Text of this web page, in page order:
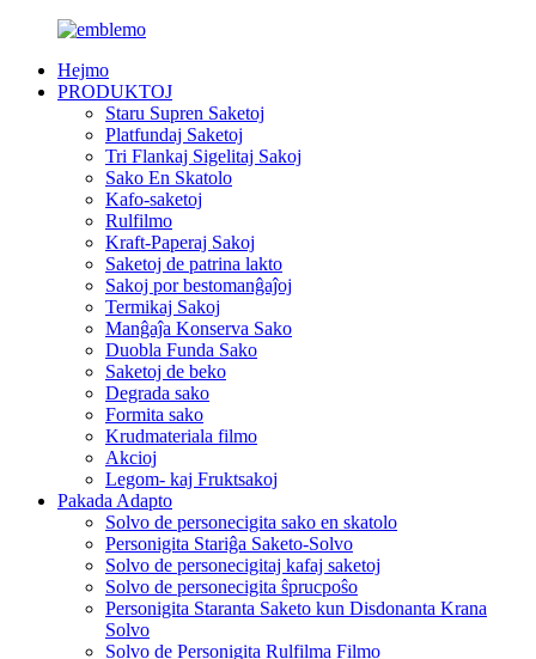
Hejmo
PRODUKTOJ
Staru Supren Saketoj
Platfundaj Saketoj
Tri Flankaj Sigelitaj Sakoj
Sako En Skatolo
Kafo-saketoj
Rulfilmo
Kraft-Paperaj Sakoj
Saketoj de patrina lakto
Sakoj por bestomanĝaĵoj
Termikaj Sakoj
Manĝaĵa Konserva Sako
Duobla Funda Sako
Saketoj de beko
Degrada sako
Formita sako
Krudmateriala filmo
Akcioj
Legom- kaj Fruktsakoj
Pakada Adapto
Solvo de personecigita sako en skatolo
Personigita Stariĝa Saketo-Solvo
Solvo de personecigitaj kafaj saketoj
Solvo de personecigita ŝprucpoŝo
Personigita Staranta Saketo kun Disdonanta Krana
Solvo
Solvo de Personigita Rulfilma Filmo